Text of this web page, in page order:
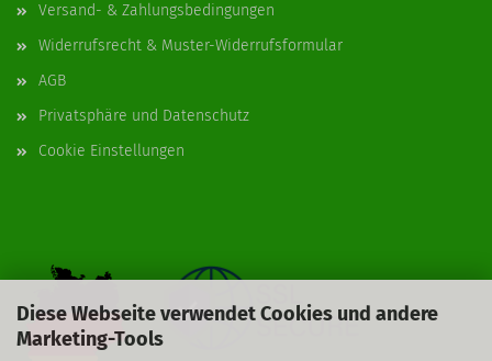
Diese Webseite verwendet Cookies und andere
Marketing-Tools
Versand- & Zahlungsbedingungen
Widerrufsrecht & Muster-Widerrufsformular
AGB
Privatsphäre und Datenschutz
Cookie Einstellungen